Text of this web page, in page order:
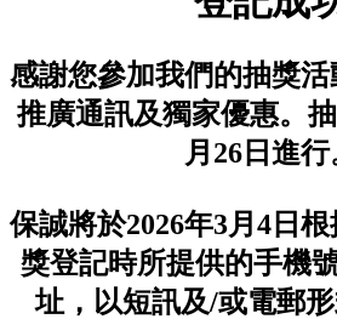
感謝您參加我們的抽獎
推廣通訊及獨家優惠。
月26日進行
保誠將於2026年3月4日
獎登記時所提供的手機
址，以短訊及/或電郵